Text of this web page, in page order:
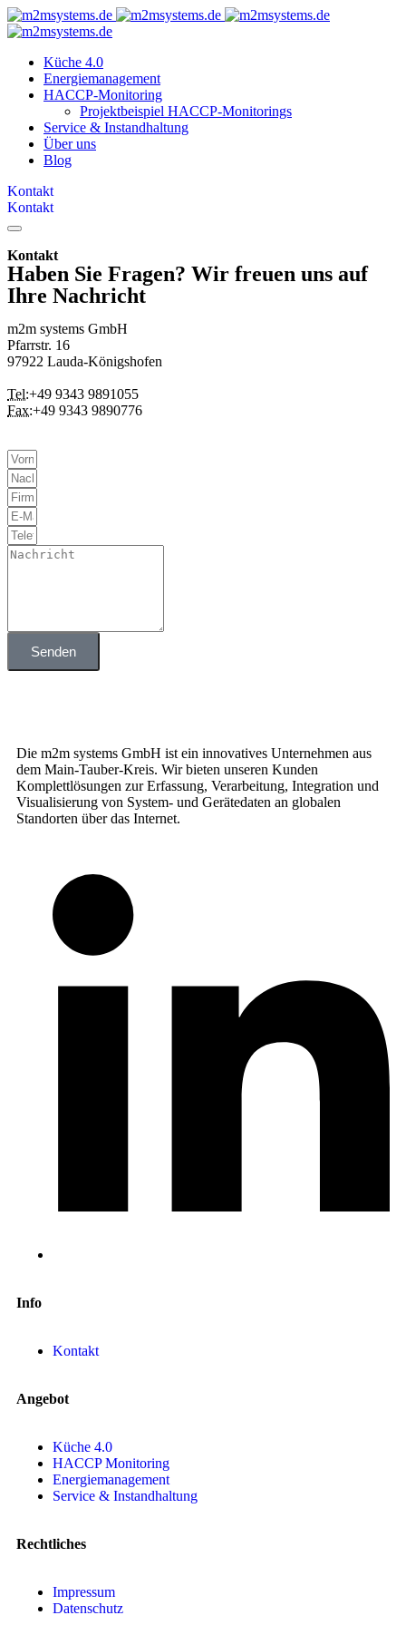
Küche 4.0
Energiemanagement
HACCP-Monitoring
Projektbeispiel HACCP-Monitorings
Service & Instandhaltung
Über uns
Blog
Kontakt
Kontakt
Kontakt
Haben Sie Fragen? Wir freuen uns auf
Ihre Nachricht
m2m systems GmbH
Pfarrstr. 16
97922 Lauda-Königshofen
Tel:+49 9343 9891055
Fax:+49 9343 9890776
Senden
Die m2m systems GmbH ist ein innovatives Unternehmen aus
dem Main-Tauber-Kreis. Wir bieten unseren Kunden
Komplettlösungen zur Erfassung, Verarbeitung, Integration und
Visualisierung von System- und Gerätedaten an globalen
Standorten über das Internet.
Info
Kontakt
Angebot
Küche 4.0
HACCP Monitoring
Energiemanagement
Service & Instandhaltung
Rechtliches
Impressum
Datenschutz